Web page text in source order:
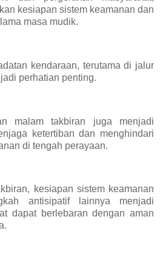
kesiapan sistem keamanan dan
masa mudik.
kendaraan, terutama di jalur
perhatian penting.
malam takbiran juga menjadi
ketertiban dan menghindari
di tengah perayaan.
kesiapan sistem keamanan
antisipatif lainnya menjadi
dapat berlebaran dengan aman